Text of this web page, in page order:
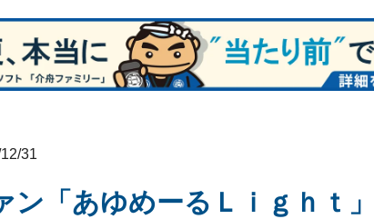
31
ン「あゆめーるＬｉｇｈｔ」